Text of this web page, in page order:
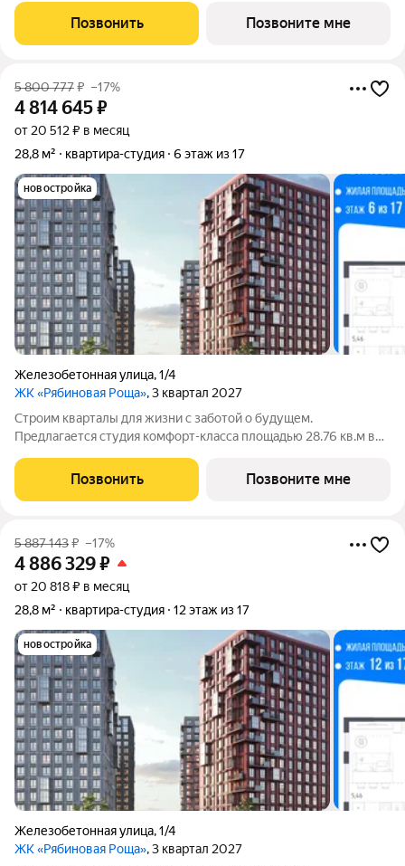
комплексе "Рябиновая Роща".Квартиры без отделки.
Доступность опции "отделка" и
Позвонить Позвоните мне
5 800 777₽ –17%
4 814 645₽
от 20 512 ₽ в месяц
28,8 м²
квартира-студия 6 этаж из 17
новостройка
Железобетонная улица,1/4
ЖК «Рябиновая Роща», 3 квартал 2027
Строим кварталы для жизни с заботой о будущем.
Предлагается студия комфорт-класса площадью 28.76 кв.м в
комплексе "Рябиновая Роща".Квартиры без отделки.
Доступность опции "отделка" и
Позвонить Позвоните мне
5 887 143₽ –17%
4 886 329₽
от 20 818 ₽ в месяц
28,8 м²
квартира-студия 12 этаж из 17
новостройка
Железобетонная улица,1/4
ЖК «Рябиновая Роща», 3 квартал 2027